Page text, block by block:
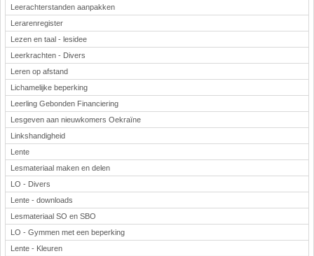
Leerachterstanden aanpakken
Lerarenregister
Lezen en taal - lesidee
Leerkrachten - Divers
Leren op afstand
Lichamelijke beperking
Leerling Gebonden Financiering
Lesgeven aan nieuwkomers Oekraïne
Linkshandigheid
Lente
Lesmateriaal maken en delen
LO - Divers
Lente - downloads
Lesmateriaal SO en SBO
LO - Gymmen met een beperking
Lente - Kleuren